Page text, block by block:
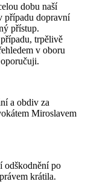
dobu naší
případu dopravní
přístup.
trpělivě
v oboru
a obdiv za
Miroslavem
odškodnění po
krátila.